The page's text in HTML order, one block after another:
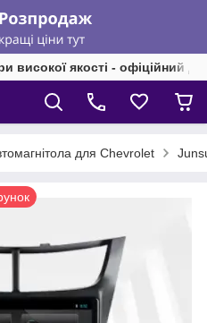
високої якості - офіційний
для Chevrolet